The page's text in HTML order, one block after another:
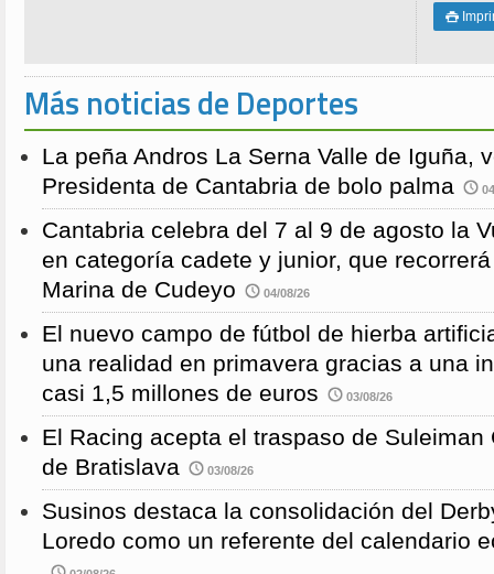

Más noticias de Deportes
La peña Andros La Serna Valle de Iguña,
Presidenta de Cantabria de bolo palma
Cantabria celebra del 7 al 9 de agosto la
en categoría cadete y junior, que
Marina de Cudeyo
04/08/26
El nuevo campo de fútbol de hierba
una realidad en primavera gracias a una
casi 1,5 millones de euros
03/08/26
El Racing acepta el traspaso de Suleiman
de Bratislava
03/08/26
Susinos destaca la consolidación del
Loredo como un referente del calendario